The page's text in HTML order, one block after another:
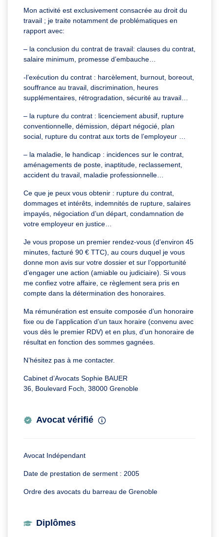
Mon activité est exclusivement consacrée au droit du
travail ; je traite notamment de problématiques en
rapport avec:
– la conclusion du contrat de travail: clauses du contrat,
salaire minimum, promesse d’embauche…
-l’exécution du contrat : harcèlement, burnout, boreout,
souffrance au travail, discrimination, heures
supplémentaires, rétrogradation, sécurité au travail…
– la rupture du contrat : licenciement abusif, rupture
conventionnelle, démission, départ négocié, plan
social, rupture du contrat aux torts de l’employeur …
– la maladie, le handicap : incidences sur le contrat,
aménagements de poste, inaptitude, reclassement,
accident du travail, maladie professionnelle…
Ce que je peux vous obtenir : rupture du contrat,
dommages et intérêts, indemnités de rupture, salaires
impayés, négociation d’un départ, condamnation de
votre employeur en justice…
Je vous propose un premier rendez-vous (d’environ 45
minutes, facturé 90 € TTC), au cours duquel je vous
donne mon avis sur votre dossier et sur l’opportunité
d’engager une action (amiable ou judiciaire). Si vous
me confiez votre affaire, ce règlement sera pris en
compte dans la détermination des honoraires.
Ma rémunération est ensuite composée d’un honoraire
fixe ou de l’application d’un taux horaire (convenu avec
vous dès le premier RDV) et en plus, d’un honoraire de
résultat en fonction des sommes gagnées.
N’hésitez pas à me contacter.
Cabinet d’Avocats Sophie BAUER
36, Boulevard Foch, 38000 Grenoble
Avocat vérifié
Avocat Indépendant
Date de prestation de serment : 2005
Ordre des avocats du barreau de Grenoble
Diplômes